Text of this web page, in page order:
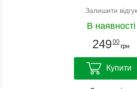
Залишити відгук
В наявності
24900
грн
Купити